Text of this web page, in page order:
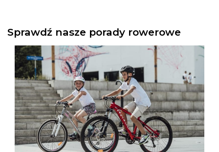
Sprawdź nasze porady rowerowe